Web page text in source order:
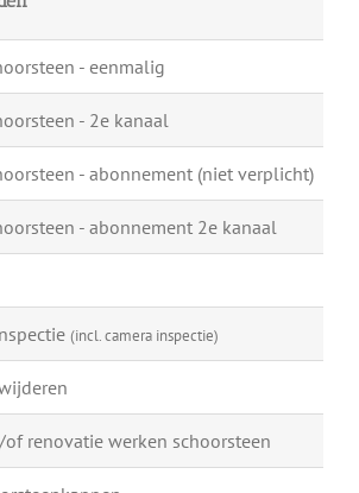
- eenmalig
- 2e kanaal
- abonnement (niet verplicht)
- abonnement 2e kanaal
(incl. camera inspectie)
of renovatie werken schoorsteen